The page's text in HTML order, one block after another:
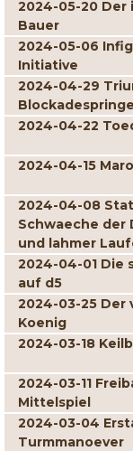
2024-05-20 Der
Bauer
2024-05-06
Initiative
2024-04-29
2024-04-22
2024-04-15
2024-04-08
Schwaeche der
und lahmer
2024-04-01 Die
auf d5
2024-03-25 Der
Koenig
2024-03-18
2024-03-11
Mittelspiel
2024-03-04
Turmmanoever